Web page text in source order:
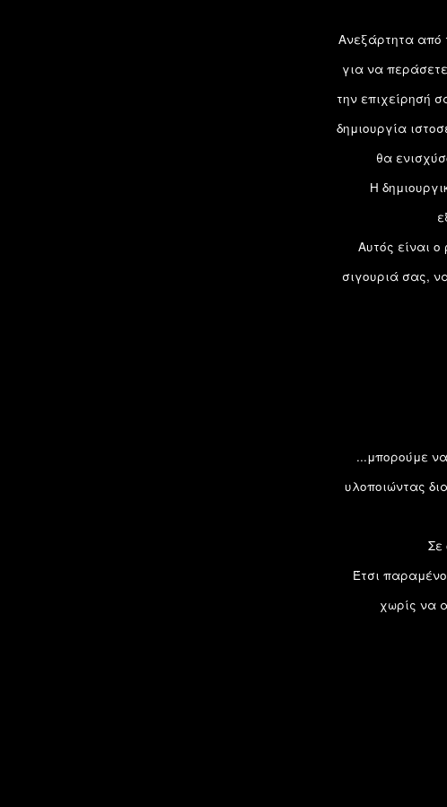
Ανεξάρτητα από
για να περάσετε
την επιχείρησή
δημιουργία
θα
Η
Αυτός είναι
σιγουριά σας,
...μπορούμε
υλοποιώντας
Σε
Έτσι
χωρίς να